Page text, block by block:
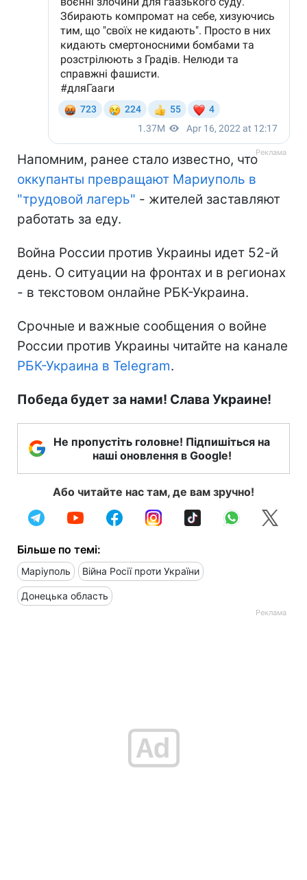
Напомним, ранее стало известно, что
оккупанты превращают Мариуполь в
"трудовой лагерь" - жителей заставляют
работать за еду.
Война России против Украины идет 52-й
день. О ситуации на фронтах и в регионах
- в текстовом онлайне РБК-Украина.
Срочные и важные сообщения о войне
России против Украины читайте на канале
РБК-Украина в Telegram.
Победа будет за нами! Слава Украине!
Не пропустіть головне! Підпишіться на
наші оновлення в Google!
Або читайте нас там, де вам зручно!
Більше по темі:
Маріуполь Війна Росії проти України
Донецька область